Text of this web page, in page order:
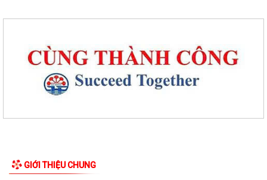
GIỚI THIỆU CHUNG
Thanh thiếu niên, nhi đồng phường Tân Hưng sôi nổi tranh tài trên
tại khu dân cư Liễu Tràng,...